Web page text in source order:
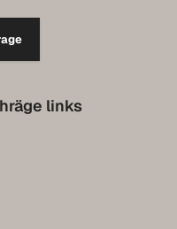
links